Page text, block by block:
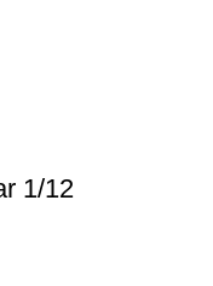
1/12